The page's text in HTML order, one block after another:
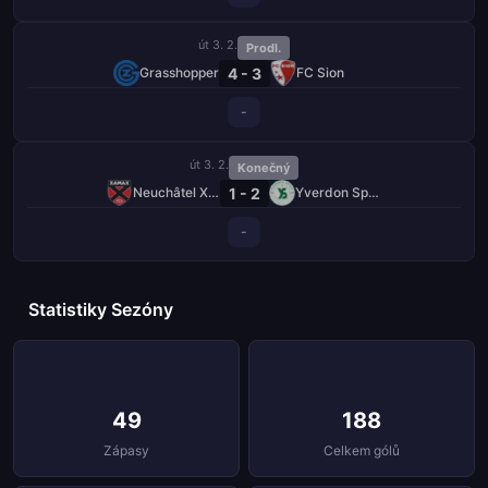
út 3. 2. Prodl.
Grasshopper 4 - 3 FC Sion
-
út 3. 2. Konečný
Neuchâtel Xamax 1 - 2 Yverdon Sport
-
Statistiky Sezóny
49
Zápasy
188
Celkem gólů